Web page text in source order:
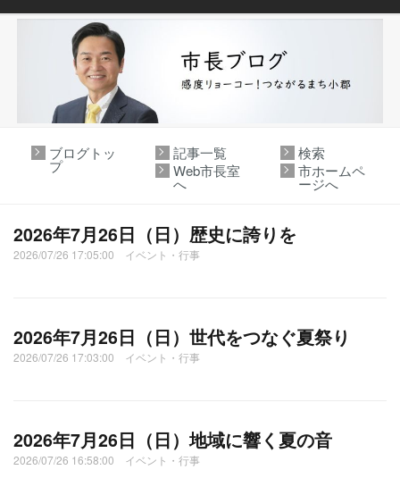
ブログトッ
プ
記事一覧
検索
Web市長室
へ
市ホームペ
ージへ
2026年7月26日（日）歴史に誇りを
2026/07/26 17:05:00 イベント・行事
2026年7月26日（日）世代をつなぐ夏祭り
2026/07/26 17:03:00 イベント・行事
2026年7月26日（日）地域に響く夏の音
2026/07/26 16:58:00 イベント・行事